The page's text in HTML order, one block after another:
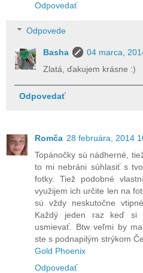
Odpovedať
Odpovede
Basha
04 marca,
Zlatá, ďakujem krásne :)
Odpovedať
Romča 28 februára, 2014
Topánočky sú nádherné,
to mi nebráni súhlasiť s
fotky. Tiež podobné
využijem ich určite len na
sú vždy neskutočne
Každý jeden raz keď si
usmievať. Btw veľmi by
ste s podnapilým strýkom
Gold Phoenix
Odpovedať